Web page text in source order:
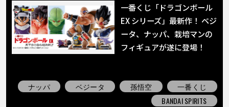
一番くじ「ドラゴンボール
EX シリーズ」最新作！ ベジ
ータ、ナッパ、栽培マンの
フィギュアが遂に登場！
ナッパ ベジータ 孫悟空
一番くじ
BANDAI SPIRITS